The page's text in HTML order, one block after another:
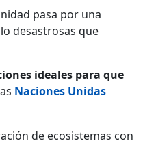
pasa por una
desastrosas que
ideales para que
Naciones Unidas
de ecosistemas con